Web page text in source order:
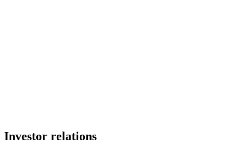
Investor relations